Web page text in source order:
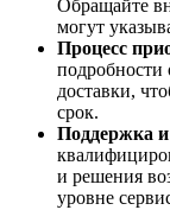
Обращайте
могут
Процесс
подробности
доставки,
срок.
Поддержка и
и решения
уровне